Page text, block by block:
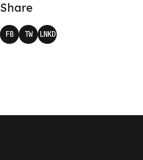
Share
FB TW LNKD